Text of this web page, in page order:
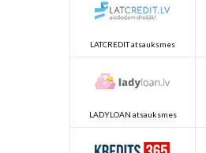
LATCREDIT atsauksmes
LADYLOAN atsauksmes